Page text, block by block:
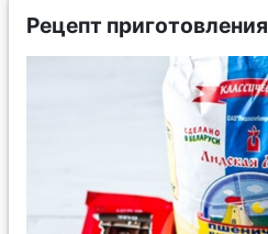
Рецепт приготовления